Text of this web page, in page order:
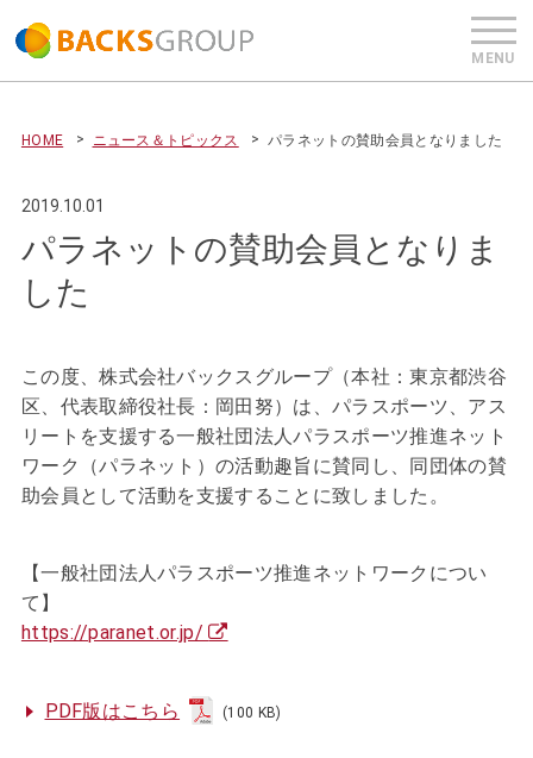
HOME ニュース＆トピックス パラネットの賛助会員となりました
2019.10.01
パラネットの賛助会員となりま
した
この度、株式会社バックスグループ（本社：東京都渋谷
区、代表取締役社長：岡田努）は、パラスポーツ、アス
リートを支援する一般社団法人パラスポーツ推進ネット
ワーク（パラネット）の活動趣旨に賛同し、同団体の賛
助会員として活動を支援することに致しました。
【一般社団法人パラスポーツ推進ネットワークについ
て】
https://paranet.or.jp/
PDF版はこちら (100 KB)